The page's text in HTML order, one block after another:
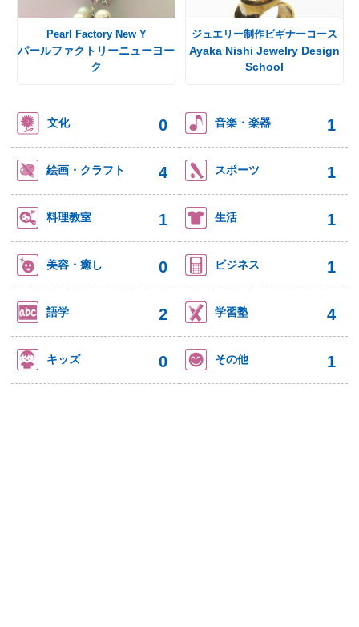
Pearl Factory New Y
パールファクトリーニューヨー
ク
ジュエリー制作ビギナーコース
Ayaka Nishi Jewelry Design
School
文化 0 音楽・楽器 1
絵画・クラフト 4 スポーツ 1
料理教室 1 生活 1
美容・癒し 0 ビジネス 1
語学 2 学習塾 4
キッズ 0 その他 1